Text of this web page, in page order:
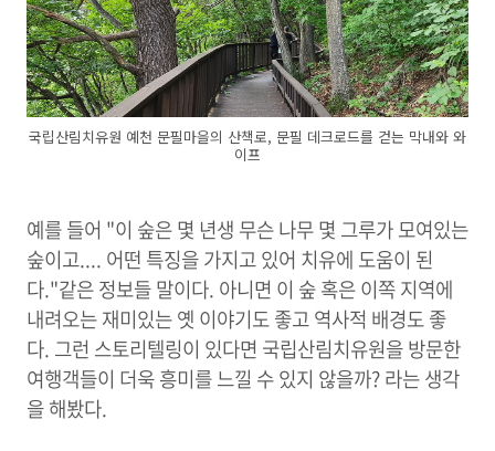
국립산림치유원 예천 문필마을의 산책로, 문필 데크로드를 걷는 막내와 와
이프
예를 들어 "이 숲은 몇 년생 무슨 나무 몇 그루가 모여있는
숲이고.... 어떤 특징을 가지고 있어 치유에 도움이 된
다."같은 정보들 말이다. 아니면 이 숲 혹은 이쪽 지역에
내려오는 재미있는 옛 이야기도 좋고 역사적 배경도 좋
다. 그런 스토리텔링이 있다면 국립산림치유원을 방문한
여행객들이 더욱 흥미를 느낄 수 있지 않을까? 라는 생각
을 해봤다.